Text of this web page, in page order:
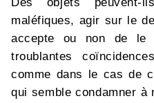
Des objets peuvent-
maléfiques, agir sur le
accepte ou non de
troublantes
comme dans le cas de
qui semble condamner à